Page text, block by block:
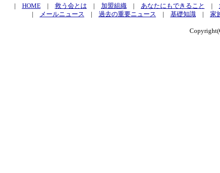
| HOME| 救う会とは | 加盟組織| あなたにもできること |
|
メールニュース | 過去の重要ニュース | 基礎知識| 家